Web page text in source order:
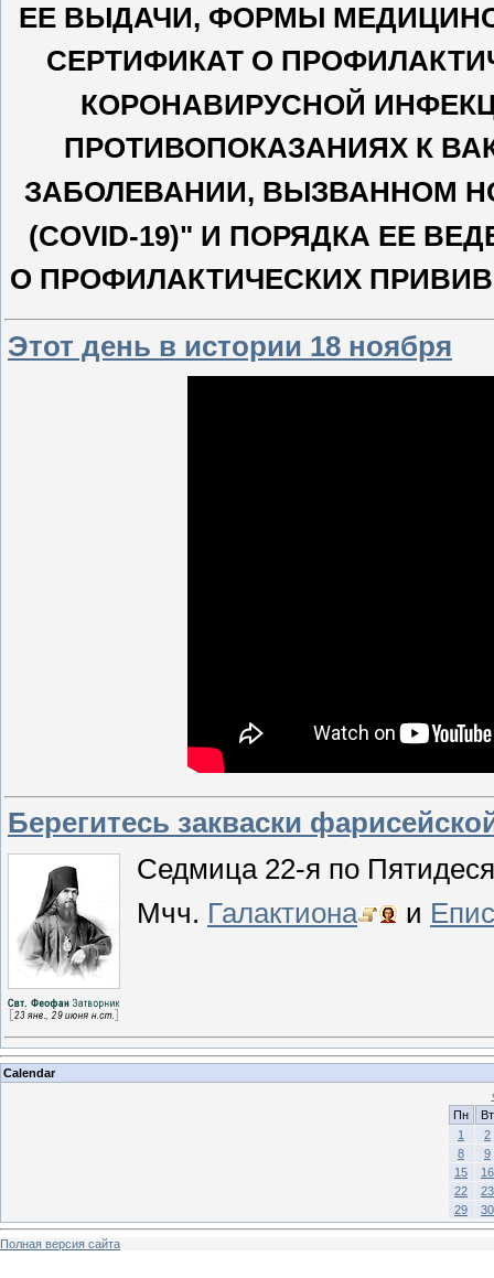
ЕЕ ВЫДАЧИ, ФОРМЫ
СЕРТИФИКАТ О
КОРОНАВИРУСНОЙ
ПРОТИВОПОКАЗАНИЯХ К
ЗАБОЛЕВАНИИ, ВЫЗВАННОМ
(COVID-19)" И ПОРЯДКА ЕЕ
О ПРОФИЛАКТИЧЕСКИХ
Этот день в истории 18 ноября
Берегитесь закваски
Седмица 22-я по
Мчч. Галактиона и
Calendar
Пн
Вт
1
2
8
9
15
16
22
23
29
30
Полная версия сайта